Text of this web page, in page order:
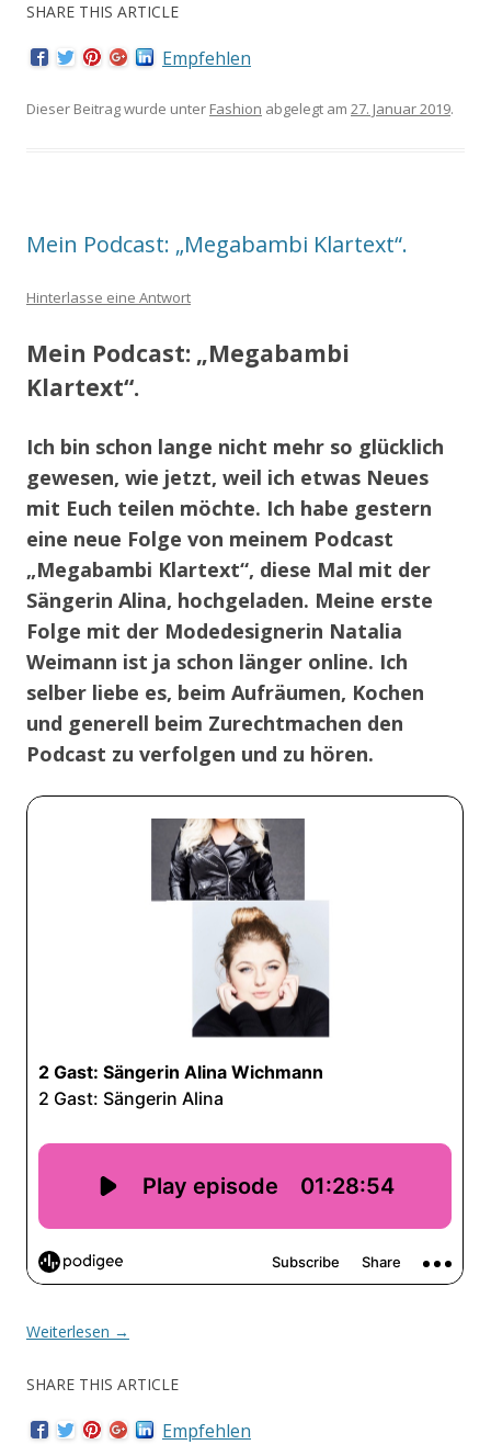
SHARE THIS ARTICLE
Empfehlen
Dieser Beitrag wurde unter Fashion abgelegt am 27. Januar 2019.
Mein Podcast: „Megabambi Klartext“.
Hinterlasse eine Antwort
Mein Podcast: „Megabambi
Klartext“.
Ich bin schon lange nicht mehr so glücklich
gewesen, wie jetzt, weil ich etwas Neues
mit Euch teilen möchte. Ich habe gestern
eine neue Folge von meinem Podcast
„Megabambi Klartext“, diese Mal mit der
Sängerin Alina, hochgeladen. Meine erste
Folge mit der Modedesignerin Natalia
Weimann ist ja schon länger online. Ich
selber liebe es, beim Aufräumen, Kochen
und generell beim Zurechtmachen den
Podcast zu verfolgen und zu hören.
Weiterlesen →
SHARE THIS ARTICLE
Empfehlen